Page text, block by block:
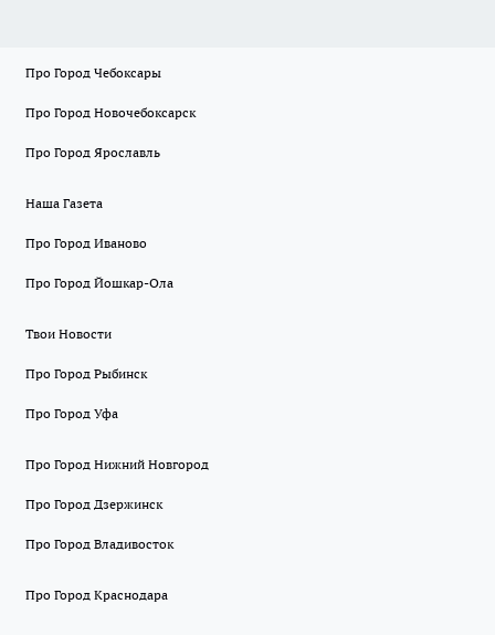
Про Город Чебоксары
Про Город Новочебоксарск
Про Город Ярославль
Наша Газета
Про Город Иваново
Про Город Йошкар-Ола
Твои Новости
Про Город Рыбинск
Про Город Уфа
Про Город Нижний Новгород
Про Город Дзержинск
Про Город Владивосток
Про Город Краснодара